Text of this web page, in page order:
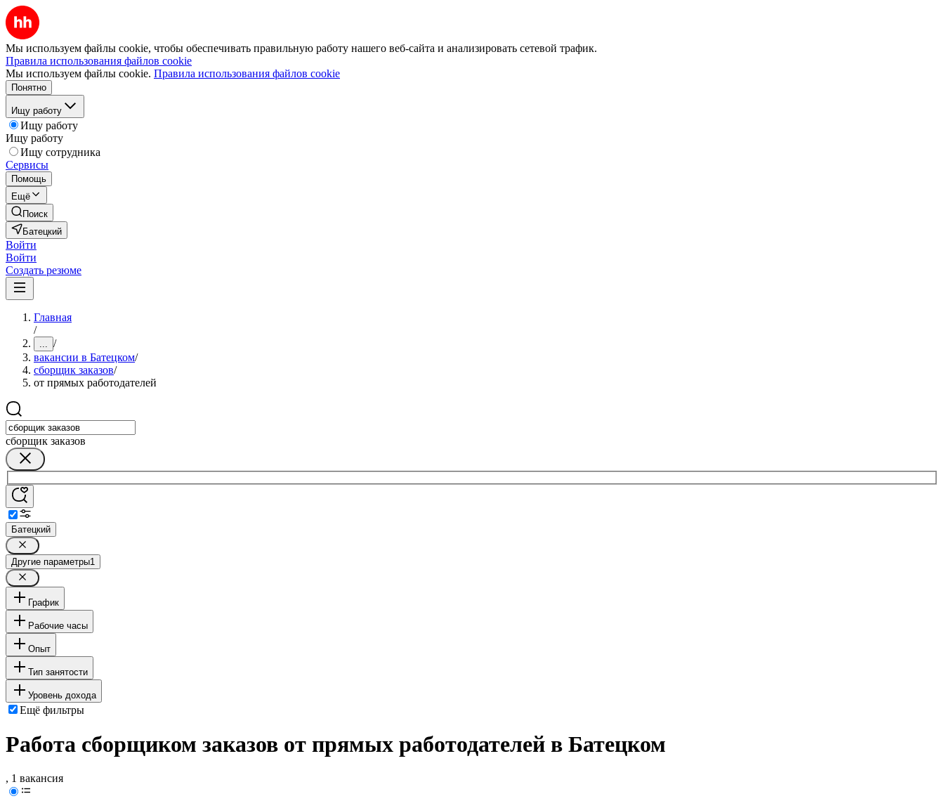
Мы используем файлы cookie, чтобы обеспечивать правильную работу нашего веб-сайта и анализировать сетевой трафик.
Правила использования файлов cookie
Мы используем файлы cookie. Правила использования файлов cookie
Понятно
Ищу работу
Ищу работу
Ищу работу
Ищу сотрудника
Сервисы
Помощь
Ещё
Поиск
Батецкий
Войти
Войти
Создать резюме
Главная
/
... /
вакансии в Батецком/
сборщик заказов/
от прямых работодателей
сборщик заказов
Батецкий
Другие параметры1
График
Рабочие часы
Опыт
Тип занятости
Уровень дохода
Ещё фильтры
Работа сборщиком заказов от прямых работодателей в Батецком
, 1 вакансия